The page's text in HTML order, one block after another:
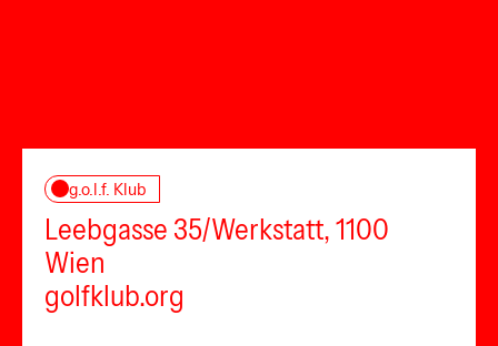
g.o.l.f. Klub
Leebgasse 35/Werkstatt, 1100
Wien
golfklub.org